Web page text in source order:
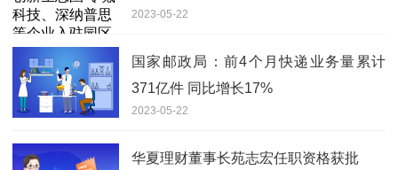
2023-05-22
国家邮政局：前4个月快递业务量累计
371亿件 同比增长17%
2023-05-22
华夏理财董事长苑志宏任职资格获批